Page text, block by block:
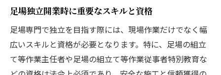
足場独立開業時に重要なスキルと資格
足場専門で独立を目指す際には、現場作業だけでなく幅
広いスキルと資格が必要となります。特に、足場の組立
て等作業主任者や足場の組立て等作業従事者特別教育な